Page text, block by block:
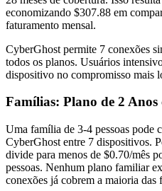
economizando $307.88 em
faturamento mensal.
CyberGhost permite 7 conexões
todos os planos. Usuários
dispositivo no compromisso mais
Famílias: Plano de 2 Anos
Uma família de 3-4 pessoas pode
CyberGhost entre 7 dispositivos.
divide para menos de $0.70/mês
pessoas. Nenhum plano familiar
conexões já cobrem a maioria das